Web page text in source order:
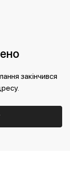
закінчився